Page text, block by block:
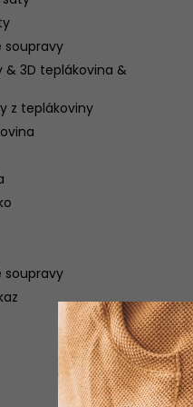
soupravy
& 3D teplákovina &
z teplákoviny
soupravy
Z MUŠELÍNU